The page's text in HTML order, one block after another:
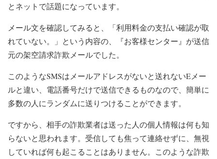
とネットで話題になっています。
メール文を確認してみると、「利用料金の支払い確認が取
れていない。」という内容の、『お客様センター』が送信
元の架空請求詐欺メールでした。
このようなSMSはメールアドレスがないと送れないEメー
ルと違い、電話番号だけで送信できるものなので、簡単に
多数の人にランダムに送りつけることができます。
ですから、相手の詐欺業者は送った人の個人情報は何も知
らないと思われます。受信しても焦って連絡せずに、無視
していれば何も起こることはありません。このような詐欺